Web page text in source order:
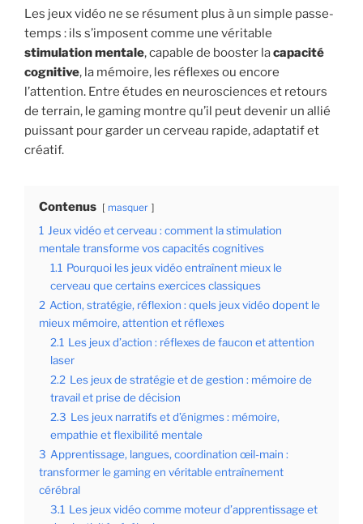
Les jeux vidéo ne se résument plus à un simple passe-
temps : ils s’imposent comme une véritable
stimulation mentale, capable de booster lacapacité
cognitive, la mémoire, les réflexes ou encore
l’attention. Entre études en neurosciences et retours
de terrain, le gaming montre qu’il peut devenir un allié
puissant pour garder un cerveau rapide, adaptatif et
créatif.
Contenus masquer
1 Jeux vidéo et cerveau : comment la stimulation
mentale transforme vos capacités cognitives
1.1 Pourquoi les jeux vidéo entraînent mieux le
cerveau que certains exercices classiques
2 Action, stratégie, réflexion : quels jeux vidéo dopent le
mieux mémoire, attention et réflexes
2.1 Les jeux d’action : réflexes de faucon et attention
laser
2.2 Les jeux de stratégie et de gestion : mémoire de
travail et prise de décision
2.3 Les jeux narratifs et d’énigmes : mémoire,
empathie et flexibilité mentale
3 Apprentissage, langues, coordination œil-main :
transformer le gaming en véritable entraînement
cérébral
3.1 Les jeux vidéo comme moteur d’apprentissage et